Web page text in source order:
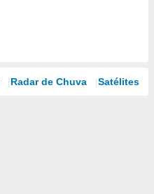
Radar de Chuva Satélites